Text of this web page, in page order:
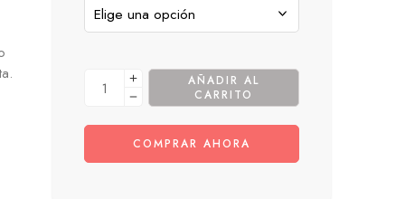
AÑADIR AL
CARRITO
COMPRAR AHORA